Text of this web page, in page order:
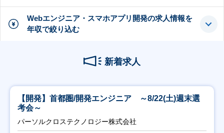
Webエンジニア・スマホアプリ開発の求人情報を
年収で絞り込む
新着求人
【開発】首都圏/開発エンジニア ～8/22(土)週末選
考会～
パーソルクロステクノロジー株式会社